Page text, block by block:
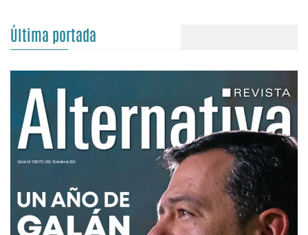
Última portada